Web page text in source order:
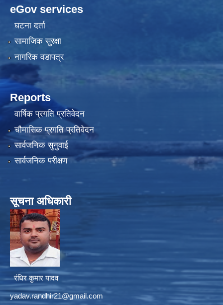
eGov services
घटना दर्ता
सामाजिक सुरक्षा
नागरिक वडापत्र
Reports
वार्षिक प्रगति प्रतिवेदन
चौमासिक प्रगति प्रतिवेदन
सार्वजनिक सुनुवाई
सार्वजनिक परीक्षण
सूचना अधिकारी
रंधिर कुमार यादव
yadav.randhir21@gmail.com